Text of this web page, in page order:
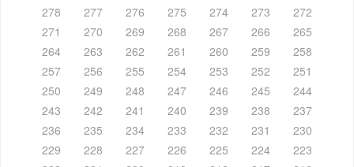
278
277 276 275 274 273
272
271
270 269 268 267 266
265
264
263 262 261 260 259
258
257
256 255 254 253 252
251
250
249 248 247 246 245
244
243
242 241 240 239 238
237
236
235 234 233 232 231
230
229
228 227 226 225 224
223